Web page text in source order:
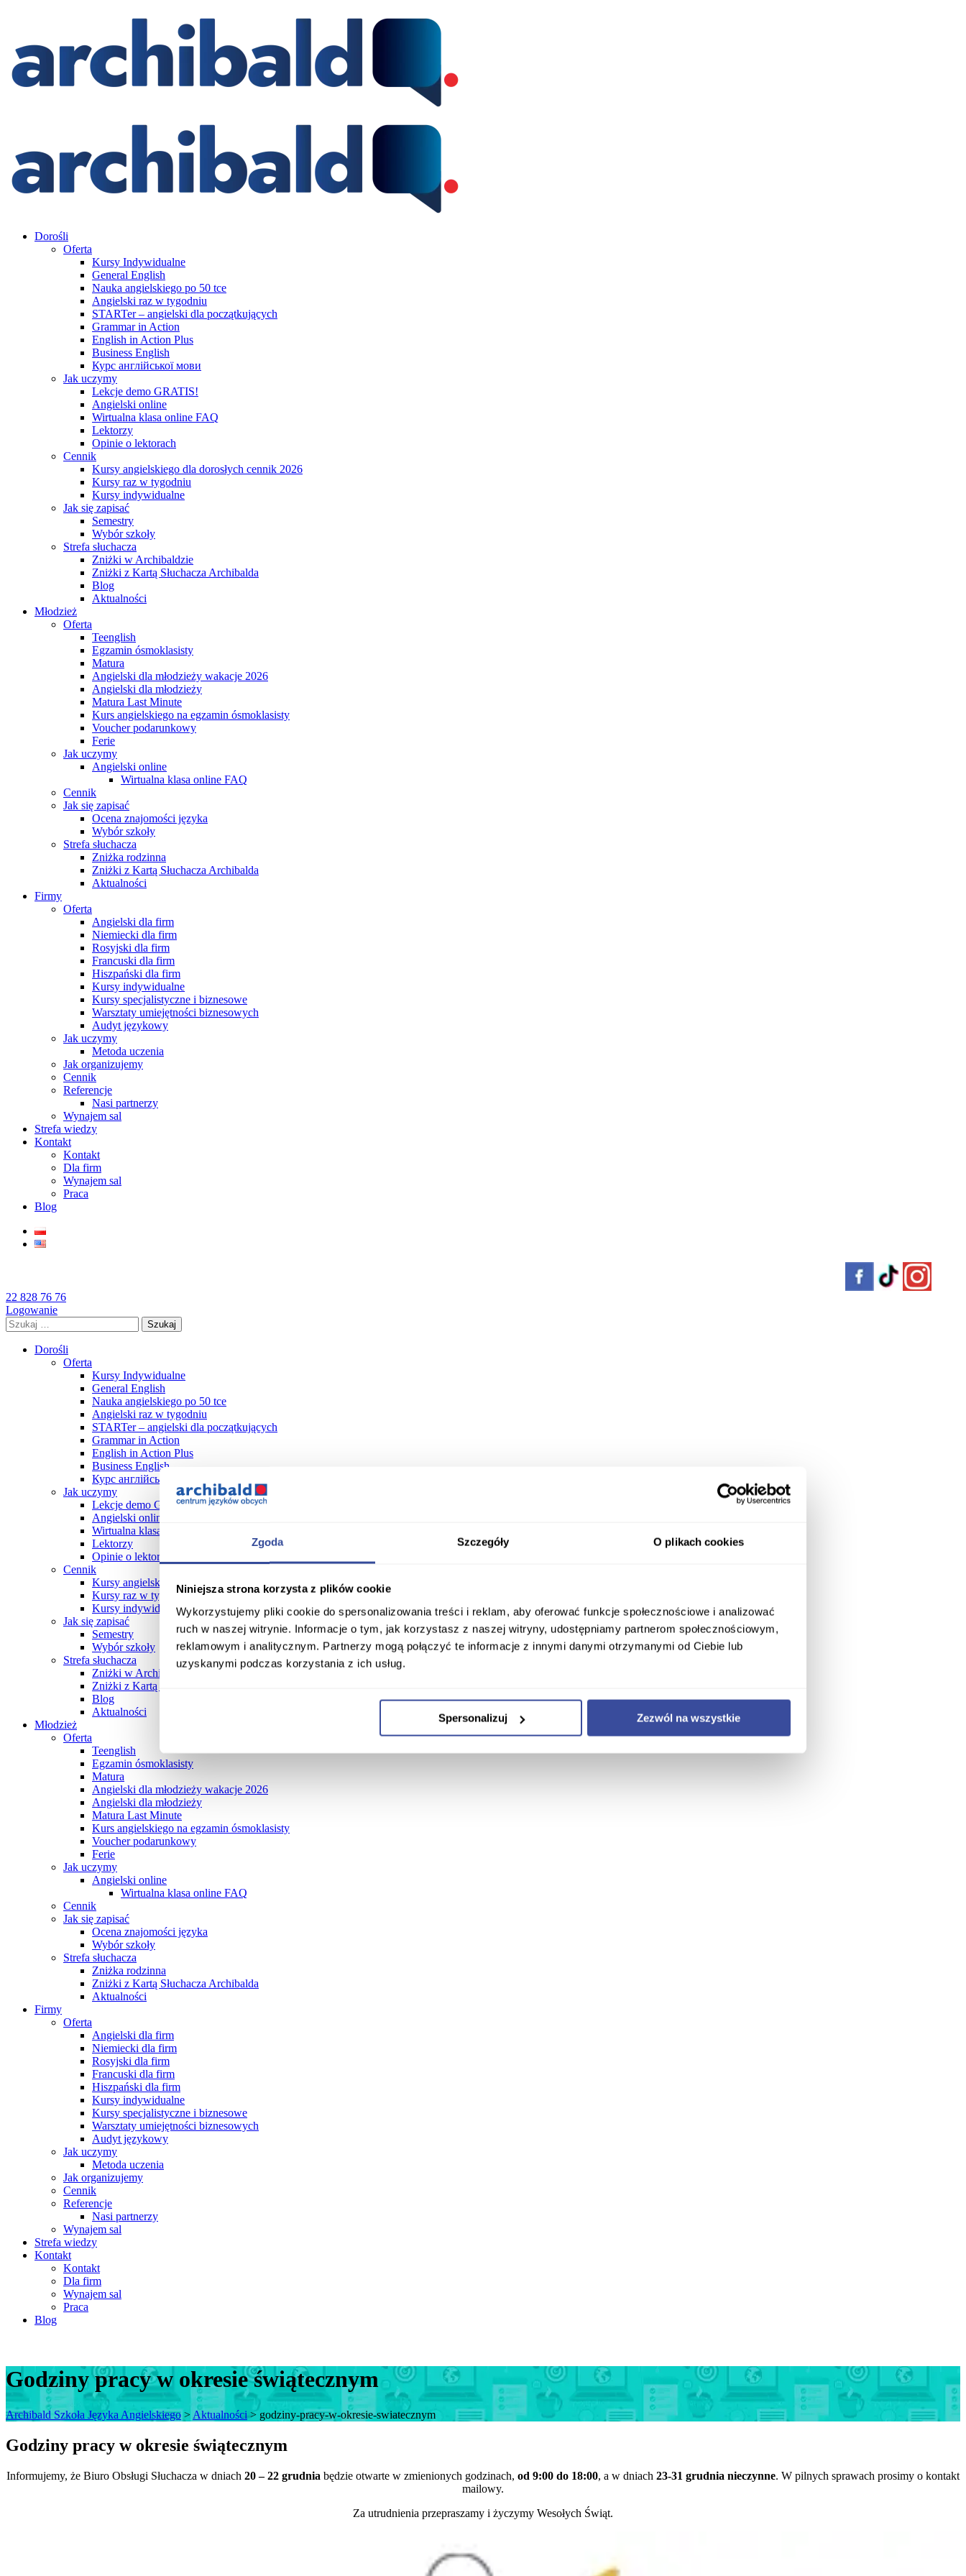
Zgoda Szczegóły O plikach cookies
Niniejsza strona korzysta z plików cookie
Wykorzystujemy pliki cookie do spersonalizowania treści i reklam, aby oferować funkcje społecznościowe i analizować
ruch w naszej witrynie. Informacje o tym, jak korzystasz z naszej witryny, udostępniamy partnerom społecznościowym,
reklamowym i analitycznym. Partnerzy mogą połączyć te informacje z innymi danymi otrzymanymi od Ciebie lub
uzyskanymi podczas korzystania z ich usług.
Spersonalizuj Zezwól na wszystkie
Dorośli
Oferta
Kursy Indywidualne
General English
Nauka angielskiego po 50 tce
Angielski raz w tygodniu
STARTer – angielski dla początkujących
Grammar in Action
English in Action Plus
Business English
Курс англійської мови
Jak uczymy
Lekcje demo GRATIS!
Angielski online
Wirtualna klasa online FAQ
Lektorzy
Opinie o lektorach
Cennik
Kursy angielskiego dla dorosłych cennik 2026
Kursy raz w tygodniu
Kursy indywidualne
Jak się zapisać
Semestry
Wybór szkoły
Strefa słuchacza
Zniżki w Archibaldzie
Zniżki z Kartą Słuchacza Archibalda
Blog
Aktualności
Młodzież
Oferta
Teenglish
Egzamin ósmoklasisty
Matura
Angielski dla młodzieży wakacje 2026
Angielski dla młodzieży
Matura Last Minute
Kurs angielskiego na egzamin ósmoklasisty
Voucher podarunkowy
Ferie
Jak uczymy
Angielski online
Wirtualna klasa online FAQ
Cennik
Jak się zapisać
Ocena znajomości języka
Wybór szkoły
Strefa słuchacza
Zniżka rodzinna
Zniżki z Kartą Słuchacza Archibalda
Aktualności
Firmy
Oferta
Angielski dla firm
Niemiecki dla firm
Rosyjski dla firm
Francuski dla firm
Hiszpański dla firm
Kursy indywidualne
Kursy specjalistyczne i biznesowe
Warsztaty umiejętności biznesowych
Audyt językowy
Jak uczymy
Metoda uczenia
Jak organizujemy
Cennik
Referencje
Nasi partnerzy
Wynajem sal
Strefa wiedzy
Kontakt
Kontakt
Dla firm
Wynajem sal
Praca
Blog
22 828 76 76
Logowanie
Szukaj:
Dorośli
Oferta
Kursy Indywidualne
General English
Nauka angielskiego po 50 tce
Angielski raz w tygodniu
STARTer – angielski dla początkujących
Grammar in Action
English in Action Plus
Business English
Курс англійської мови
Jak uczymy
Lekcje demo GRATIS!
Angielski online
Wirtualna klasa online FAQ
Lektorzy
Opinie o lektorach
Cennik
Kursy angielskiego dla dorosłych cennik 2026
Kursy raz w tygodniu
Kursy indywidualne
Jak się zapisać
Semestry
Wybór szkoły
Strefa słuchacza
Zniżki w Archibaldzie
Zniżki z Kartą Słuchacza Archibalda
Blog
Aktualności
Młodzież
Oferta
Teenglish
Egzamin ósmoklasisty
Matura
Angielski dla młodzieży wakacje 2026
Angielski dla młodzieży
Matura Last Minute
Kurs angielskiego na egzamin ósmoklasisty
Voucher podarunkowy
Ferie
Jak uczymy
Angielski online
Wirtualna klasa online FAQ
Cennik
Jak się zapisać
Ocena znajomości języka
Wybór szkoły
Strefa słuchacza
Zniżka rodzinna
Zniżki z Kartą Słuchacza Archibalda
Aktualności
Firmy
Oferta
Angielski dla firm
Niemiecki dla firm
Rosyjski dla firm
Francuski dla firm
Hiszpański dla firm
Kursy indywidualne
Kursy specjalistyczne i biznesowe
Warsztaty umiejętności biznesowych
Audyt językowy
Jak uczymy
Metoda uczenia
Jak organizujemy
Cennik
Referencje
Nasi partnerzy
Wynajem sal
Strefa wiedzy
Kontakt
Kontakt
Dla firm
Wynajem sal
Praca
Blog
Godziny pracy w okresie świątecznym
Archibald Szkoła Języka Angielskiego > Aktualności > godziny-pracy-w-okresie-swiatecznym
Godziny pracy w okresie świątecznym
Informujemy, że Biuro Obsługi Słuchacza w dniach 20 – 22 grudnia będzie otwarte w zmienionych godzinach, od 9:00 do 18:00, a w dniach 23-31 grudnia nieczynne. W pilnych sprawach prosimy o kontakt
mailowy.
Za utrudnienia przepraszamy i życzymy Wesołych Świąt.